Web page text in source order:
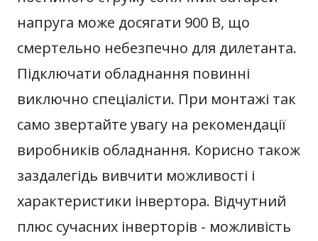
напруга може досягати 900 В, що
смертельно небезпечно для дилетанта.
Підключати обладнання повинні
виключно спеціалісти. При монтажі так
само звертайте увагу на рекомендації
виробників обладнання. Корисно також
заздалегідь вивчити можливості і
характеристики інвертора. Відчутний
плюс сучасних інверторів - можливість